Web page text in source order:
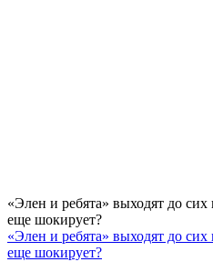
«Элен и ребята» выходят до
еще шокирует?
«Элен и ребята» выходят до
еще шокирует?